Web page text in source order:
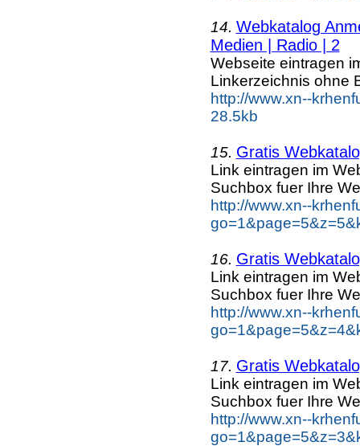
14. Webkatalog
Medien | Radio | 2
Webseite eintragen
Linkerzeichnis ohne
http://www.xn--
28.5kb
15. Gratis
Link eintragen im
Suchbox fuer Ihre
http://www.xn--
16. Gratis
Link eintragen im
Suchbox fuer Ihre
http://www.xn--
17. Gratis
Link eintragen im
Suchbox fuer Ihre
http://www.xn--